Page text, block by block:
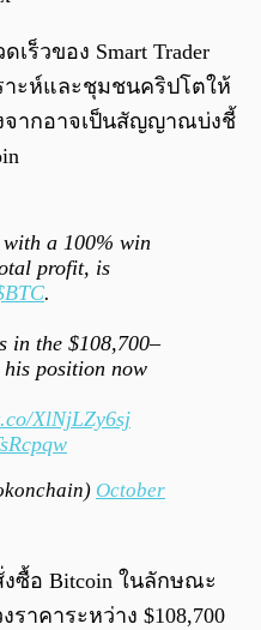
ร็วของ Smart Trader
าะห์และชุมชนคริปโตให้
จากอาจเป็นสัญญาณบ่งชี้
a 100% win
profit, is
.
in the $108,700–
position now
XlNjLZy6sj
October
ซื้อ Bitcoin ในลักษณะ
ราคาระหว่าง $108,700